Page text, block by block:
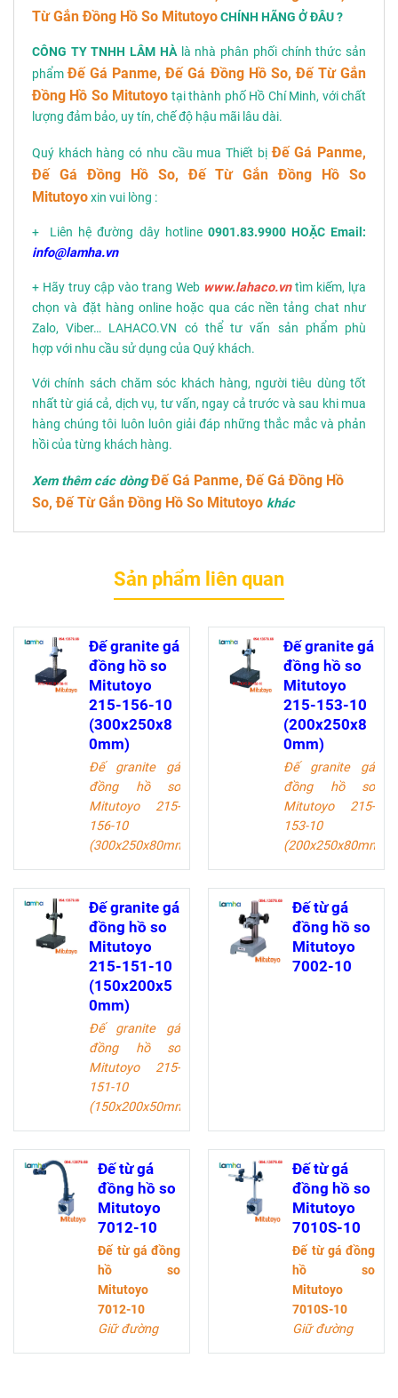
Từ Gắn Đồng Hồ So MitutoyoCHÍNH HÃNG Ở ĐÂU ?
CÔNG TY TNHH LÂM HÀlà nhà phân phối chính thức sản
phẩm Đế Gá Panme, Đế Gá Đồng Hồ So, Đế Từ Gắn
Đồng Hồ So Mitutoyo tại thành phố Hồ Chí Minh, với chất
lượng đảm bảo, uy tín, chế độ hậu mãi lâu dài.
Quý khách hàng có nhu cầu mua Thiết bịĐế Gá Panme,
Đế Gá Đồng Hồ So, Đế Từ Gắn Đồng Hồ So
Mitutoyoxin vui lòng :
+ Liên hệ đường dây hotline 0901.83.9900 HOẶC Email:
info@lamha.vn
+ Hãy truy cập vào trang Web www.lahaco.vntìm kiếm, lựa
chọn và đặt hàng online hoặc qua các nền tảng chat như
Zalo, Viber… LAHACO.VN có thể tư vấn sản phẩm phù
hợp với nhu cầu sử dụng của Quý khách.
Với chính sách chăm sóc khách hàng, người tiêu dùng tốt
nhất từ giá cả, dịch vụ, tư vấn, ngay cả trước và sau khi mua
hàng chúng tôi luôn luôn giải đáp những thắc mắc và phản
hồi của từng khách hàng.
Xem thêm các dòng Đế Gá Panme, Đế Gá Đồng Hồ
So, Đế Từ Gắn Đồng Hồ So Mitutoyo khác
Sản phẩm liên quan
Đế granite gá
đồng hồ so
Mitutoyo
215-156-10
(300x250x8
0mm)
Đế granite gá
đồng hồ so
Mitutoyo 215-
156-10
(300x250x80mm)
thực hiện phép
đo, cho kết quả
chính xác nhất.
Phạm vi điều
chỉnh: 250mm.
Sử dụng cho
đồng hồ so
đường kính
trục: Ø8mm,
Ø9.53mm
Đế granite gá
đồng hồ so
Mitutoyo
215-153-10
(200x250x8
0mm)
Đế granite gá
đồng hồ so
Mitutoyo 215-
153-10
(200x250x80mm)
thực hiện phép
đo, cho kết quả
chính xác nhất.
Phạm vi điều
chỉnh: 250mm.
Đế granite gá
đồng hồ so
Mitutoyo
215-151-10
(150x200x5
0mm)
Đế granite gá
đồng hồ so
Mitutoyo 215-
151-10
(150x200x50mm)
thực hiện phép
đo, cho kết quả
chính xác nhất.
Phạm vi điều
chỉnh: 260mm.
Sử dụng cho
đồng hồ so
đường kính
trục: Ø8mm,
Ø9.53mm
Đế từ gá
đồng hồ so
Mitutoyo
7002-10
Đế từ gá
đồng hồ so
Mitutoyo
7012-10
Đế từ gá đồng
hồ so
Mitutoyo
7012-10
Giữ đường
Đế từ gá
đồng hồ so
Mitutoyo
7010S-10
Đế từ gá đồng
hồ so
Mitutoyo
7010S-10
Giữ đường